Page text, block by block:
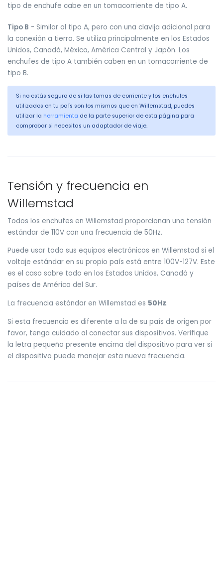
tipo de enchufe cabe en un tomacorriente de tipo A.
Tipo B - Similar al tipo A, pero con una clavija adicional para
la conexión a tierra. Se utiliza principalmente en los Estados
Unidos, Canadá, México, América Central y Japón. Los
enchufes de tipo A también caben en un tomacorriente de
tipo B.
Si no estás seguro de si las tomas de corriente y los enchufes
utilizados en tu país son los mismos que en Willemstad, puedes
utilizar la herramienta de la parte superior de esta página para
comprobar si necesitas un adaptador de viaje.
Tensión y frecuencia en
Willemstad
Todos los enchufes en Willemstad proporcionan una tensión
estándar de 110V con una frecuencia de 50Hz.
Puede usar todo sus equipos electrónicos en Willemstad si el
voltaje estándar en su propio país está entre 100V-127V. Este
es el caso sobre todo en los Estados Unidos, Canadá y
países de América del Sur.
La frecuencia estándar en Willemstad es 50Hz.
Si esta frecuencia es diferente a la de su país de origen por
favor, tenga cuidado al conectar sus dispositivos. Verifique
la letra pequeña presente encima del dispositivo para ver si
el dispositivo puede manejar esta nueva frecuencia.